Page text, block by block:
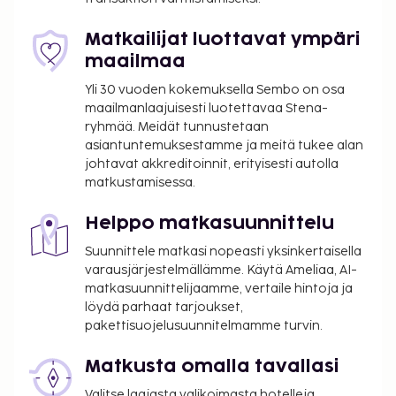
Mýkonos (JMK-Mýkonoksen saaren kansallinen
lentoasema).
Käytössäsi on kuivapesula-/pesulapalvelut,
Palveluihin kuuluu ilmainen pysäköinti. Seuraavat
palvelut ovat saatavilla: ulkouima-allas, ilmainen
langaton internetyhteys ja concierge-palvelut.
Tämän hotellin palveluihin kuuluu muun muassa
hääpalvelut, televisio yleisissä tiloissa ja
tarjoaa asiakkailleen ravintolan ja kahvila. Rentoudu
nauttimalla pari drinkkiä baarissa or allasbaarissa.
Majoituspaikka on suljettu 6. 10ta – 30. 4ta.
Majoituspaikka veloittaa seuraavat paikan päällä
suoritettavat maksut. Maksuihin saattaa sisältyä
Kaupunki perii kaupunkiveron, joka maksetaan
majoituspaikassa. Veron määrä riippuu
Matkailijat luottavat ympäri
maailmaa
Yli 30 vuoden kokemuksella Sembo on osa
maailmanlaajuisesti luotettavaa Stena-
ryhmää. Meidät tunnustetaan
asiantuntemuksestamme ja meitä tukee alan
johtavat akkreditoinnit, erityisesti autolla
matkustamisessa.
Helppo matkasuunnittelu
Suunnittele matkasi nopeasti yksinkertaisella
varausjärjestelmällämme. Käytä Ameliaa, AI-
matkasuunnittelijaamme, vertaile hintoja ja
löydä parhaat tarjoukset,
pakettisuojelusuunnitelmamme turvin.
Matkusta omalla tavallasi